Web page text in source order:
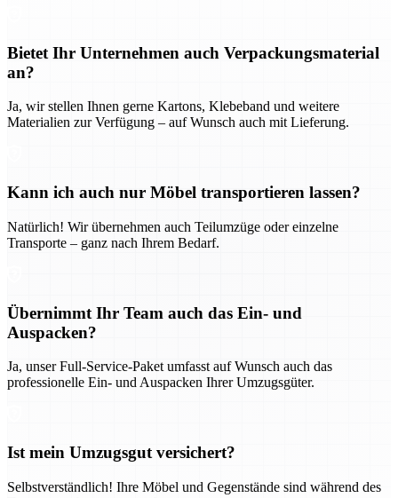
Bietet Ihr Unternehmen auch Verpackungsmaterial
an?
Ja, wir stellen Ihnen gerne Kartons, Klebeband und weitere
Materialien zur Verfügung – auf Wunsch auch mit Lieferung.
Kann ich auch nur Möbel transportieren lassen?
Natürlich! Wir übernehmen auch Teilumzüge oder einzelne
Transporte – ganz nach Ihrem Bedarf.
Übernimmt Ihr Team auch das Ein- und
Auspacken?
Ja, unser Full-Service-Paket umfasst auf Wunsch auch das
professionelle Ein- und Auspacken Ihrer Umzugsgüter.
Ist mein Umzugsgut versichert?
Selbstverständlich! Ihre Möbel und Gegenstände sind während des